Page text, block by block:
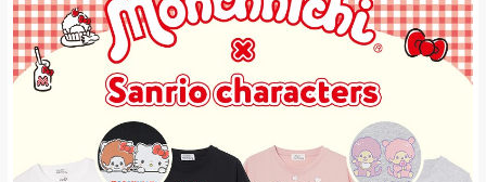
Q&A
関連サイト
GLOBAL